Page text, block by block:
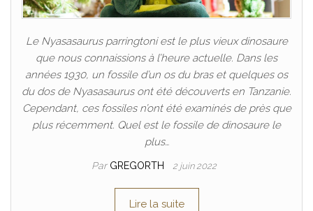
Le Nyasasaurus parringtoni est le plus vieux dinosaure
que nous connaissions à l’heure actuelle. Dans les
années 1930, un fossile d’un os du bras et quelques os
du dos de Nyasasaurus ont été découverts en Tanzanie.
Cependant, ces fossiles n’ont été examinés de près que
plus récemment. Quel est le fossile de dinosaure le
plus…
Par GREGORTH 2 juin 2022
Lire la suite